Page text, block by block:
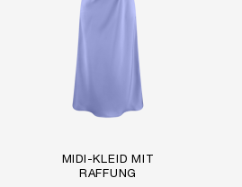
MIDI-KLEID MIT
RAFFUNG